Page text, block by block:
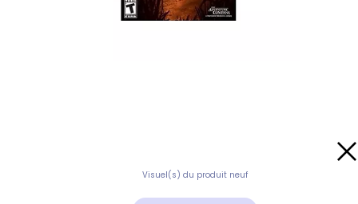
Visuel(s) du produit neuf